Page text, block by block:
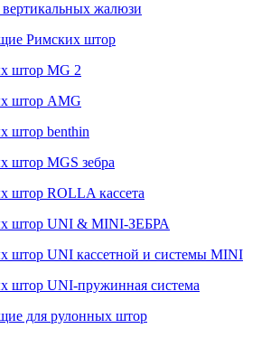
вертикальных жалюзи
Римских штор
штор MG 2
штор AMG
штор benthin
штор MGS зебра
штор ROLLA кассета
штор UNI & MINI-ЗЕБРА
штор UNI кассетной и системы MINI
штор UNI-пружинная система
для рулонных штор